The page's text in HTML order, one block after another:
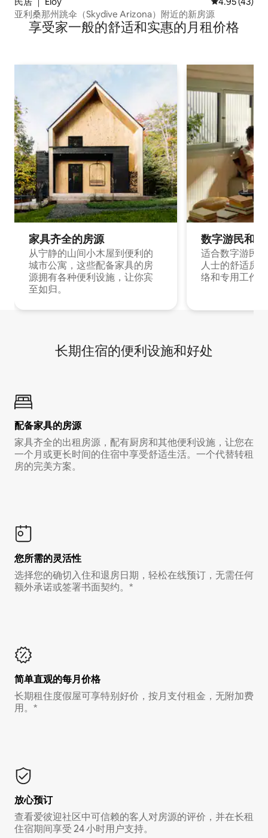
亚利桑那州跳伞（Skydive Arizona）附近的新房源
享受家一般的舒适和实惠的月租价格
家具齐全的房源
从宁静的山间小木屋到便利的
城市公寓，这些配备家具的房
源拥有各种便利设施，让你宾
至如归。
数字游民和
适合数字游民
人士的舒适房
络和专用工作
长期住宿的便利设施和好处
配备家具的房源
家具齐全的出租房源，配有厨房和其他便利设施，让您在
一个月或更长时间的住宿中享受舒适生活。一个代替转租
房的完美方案。
您所需的灵活性
选择您的确切入住和退房日期，轻松在线预订，无需任何
额外承诺或签署书面契约。*
简单直观的每月价格
长期租住度假屋可享特别好价，按月支付租金，无附加费
用。*
放心预订
查看爱彼迎社区中可信赖的客人对房源的评价，并在长租
住宿期间享受 24 小时用户支持。